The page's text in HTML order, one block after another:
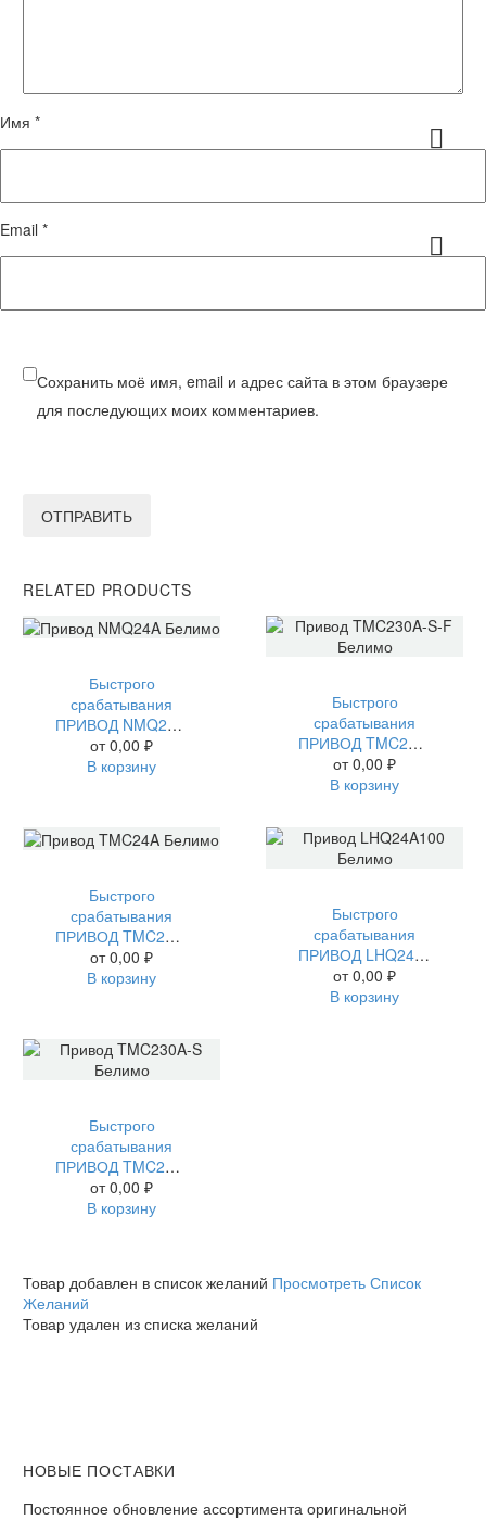
Имя *
Email *
Сохранить моё имя, email и адрес сайта в этом браузере
для последующих моих комментариев.
ОТПРАВИТЬ
RELATED PRODUCTS
Быстрого
срабатывания
ПРИВОД NMQ24A БЕЛИМО
от0,00 ₽
В корзину
Быстрого
срабатывания
ПРИВОД TMC230A-S-F БЕЛИМО
от0,00 ₽
В корзину
Быстрого
срабатывания
ПРИВОД TMC24A БЕЛИМО
от0,00 ₽
В корзину
Быстрого
срабатывания
ПРИВОД LHQ24A100 БЕЛИМО
от0,00 ₽
В корзину
Быстрого
срабатывания
ПРИВОД TMC230A-S БЕЛИМО
от0,00 ₽
В корзину
Товар добавлен в список желаний Просмотреть Список
Желаний
Товар удален из списка желаний
НОВЫЕ ПОСТАВКИ
Постоянное обновление ассортимента оригинальной